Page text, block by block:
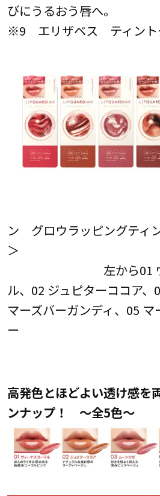
びにうるおう唇へ。
※9 エリザベス ティント
リップガ
ン グロウラッピングティ
左から01 ヴィ
ル、02 ジュピターココア
マーズバーガンディ、05 マ
ー
高発色とほどよい透け感を
ンナップ！ ～全5色～